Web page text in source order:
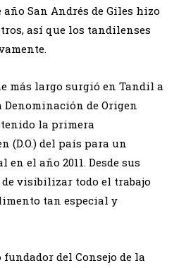
año San Andrés de Giles hizo
así que los tandilenses
más largo surgió en Tandil a
Denominación de Origen
la primera
(D.O.) del país para un
el año 2011. Desde sus
visibilizar todo el trabajo
tan especial y
del Consejo de la